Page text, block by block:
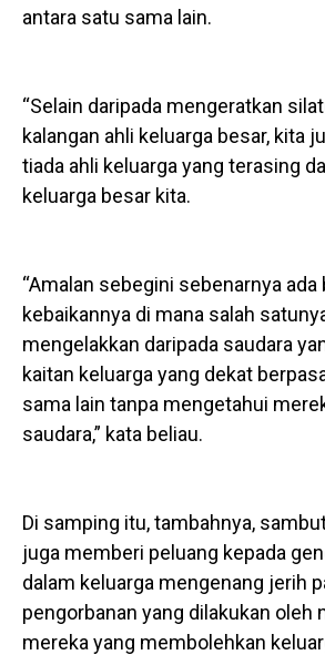
antara satu sama lain.
“Selain daripada mengeratkan
kalangan ahli keluarga besar, kita
tiada ahli keluarga yang terasing
keluarga besar kita.
“Amalan sebegini sebenarnya ada
kebaikannya di mana salah
mengelakkan daripada saudara
kaitan keluarga yang dekat
sama lain tanpa mengetahui
saudara,” kata beliau.
Di samping itu, tambahnya,
juga memberi peluang kepada
dalam keluarga mengenang jerih
pengorbanan yang dilakukan oleh
mereka yang membolehkan